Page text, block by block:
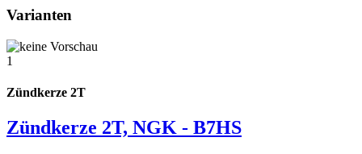
Varianten
1
Zündkerze 2T
Zündkerze 2T, NGK - B7HS